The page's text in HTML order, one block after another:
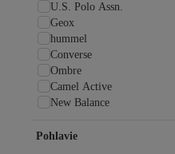
U.S. Polo Assn.
Geox
hummel
Converse
Ombre
Camel Active
New Balance
adidas
Pohlavie